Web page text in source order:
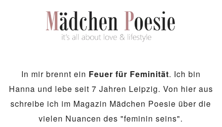
In mir brennt ein Feuer für Feminität. Ich bin
Hanna und lebe seit 7 Jahren Leipzig. Von hier aus
schreibe ich im Magazin Mädchen Poesie über die
vielen Nuancen des "feminin seins".